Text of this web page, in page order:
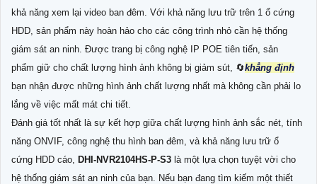
khả năng xem lại video ban đêm. Với khả năng lưu trữ trên 1 ổ cứng
HDD, sản phẩm này hoàn hảo cho các công trình nhỏ cần hệ thống
giám sát an ninh. Được trang bị công nghệ IP POE tiên tiến, sản
phẩm giữ cho chất lượng hình ảnh không bị giảm sút, 🔄khẳng định
bạn nhận được những hình ảnh chất lượng nhất mà không cần phải lo
lắng về việc mất mát chi tiết.
Đánh giá tốt nhất là sự kết hợp giữa chất lượng hình ảnh sắc nét, tính
năng ONVIF, công nghệ thu hình ban đêm, và khả năng lưu trữ ổ
cứng HDD cáo, DHI-NVR2104HS-P-S3 là một lựa chọn tuyệt vời cho
hệ thống giám sát an ninh của bạn. Nếu bạn đang tìm kiếm một thiết